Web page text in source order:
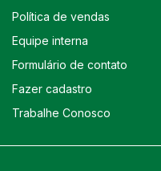
Política de vendas
Equipe interna
Formulário de contato
Fazer cadastro
Trabalhe Conosco